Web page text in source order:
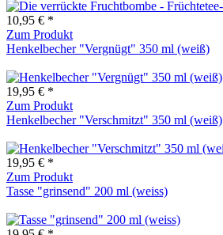
10,95 € *
Zum Produkt
Henkelbecher "Vergnügt" 350 ml (weiß)
19,95 € *
Zum Produkt
Henkelbecher "Verschmitzt" 350 ml (weiß)
19,95 € *
Zum Produkt
Tasse "grinsend" 200 ml (weiss)